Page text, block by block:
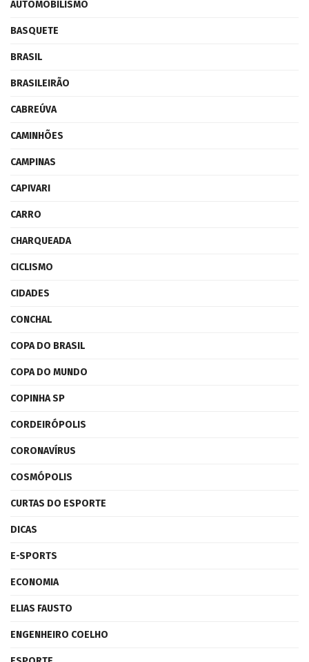
AUTOMOBILISMO
BASQUETE
BRASIL
BRASILEIRÃO
CABREÚVA
CAMINHÕES
CAMPINAS
CAPIVARI
CARRO
CHARQUEADA
CICLISMO
CIDADES
CONCHAL
COPA DO BRASIL
COPA DO MUNDO
COPINHA SP
CORDEIRÓPOLIS
CORONAVÍRUS
COSMÓPOLIS
CURTAS DO ESPORTE
DICAS
E-SPORTS
ECONOMIA
ELIAS FAUSTO
ENGENHEIRO COELHO